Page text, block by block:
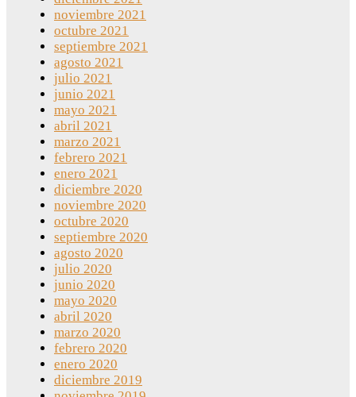
noviembre 2021
octubre 2021
septiembre 2021
agosto 2021
julio 2021
junio 2021
mayo 2021
abril 2021
marzo 2021
febrero 2021
enero 2021
diciembre 2020
noviembre 2020
octubre 2020
septiembre 2020
agosto 2020
julio 2020
junio 2020
mayo 2020
abril 2020
marzo 2020
febrero 2020
enero 2020
diciembre 2019